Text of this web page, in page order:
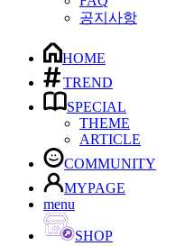
공지사항
HOME
TREND
SPECIAL
THEME
ARTICLE
COMMUNITY
MYPAGE
menu
SHOP